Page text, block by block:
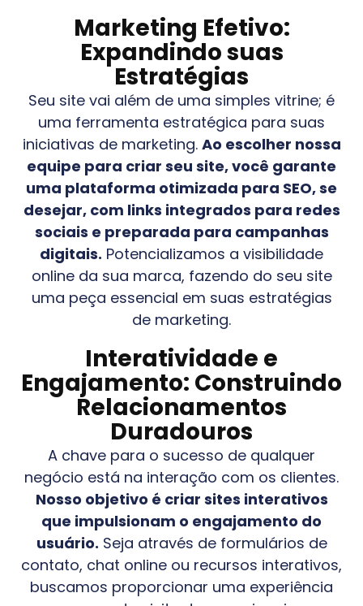
Marketing Efetivo:
Expandindo suas
Estratégias
Seu site vai além de uma simples vitrine; é
uma ferramenta estratégica para suas
iniciativas de marketing. Ao escolher nossa
equipe para criar seu site, você garante
uma plataforma otimizada para SEO, se
desejar, com links integrados para redes
sociais e preparada para campanhas
digitais. Potencializamos a visibilidade
online da sua marca, fazendo do seu site
uma peça essencial em suas estratégias
de marketing.
Interatividade e
Engajamento: Construindo
Relacionamentos
Duradouros
A chave para o sucesso de qualquer
negócio está na interação com os clientes.
Nosso objetivo é criar sites interativos
que impulsionam o engajamento do
usuário. Seja através de formulários de
contato, chat online ou recursos interativos,
buscamos proporcionar uma experiência